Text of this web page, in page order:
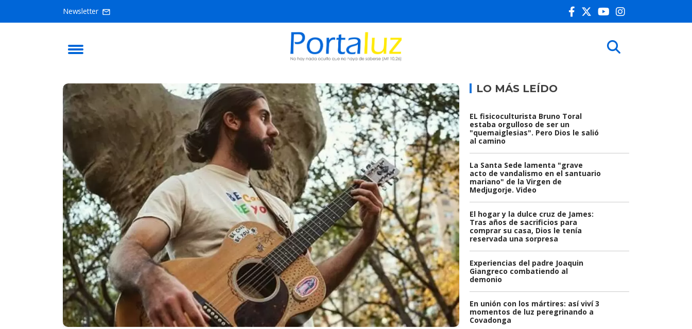
Newsletter
LO MÁS LEÍDO
EL fisicoculturista Bruno Toral
estaba orgulloso de ser un
"quemaiglesias". Pero Dios le salió
al camino
La Santa Sede lamenta "grave
acto de vandalismo en el santuario
mariano" de la Virgen de
Medjugorje. Video
El hogar y la dulce cruz de James:
Tras años de sacrificios para
comprar su casa, Dios le tenía
reservada una sorpresa
Experiencias del padre Joaquin
Giangreco combatiendo al
demonio
En unión con los mártires: así viví 3
momentos de luz peregrinando a
Covadonga